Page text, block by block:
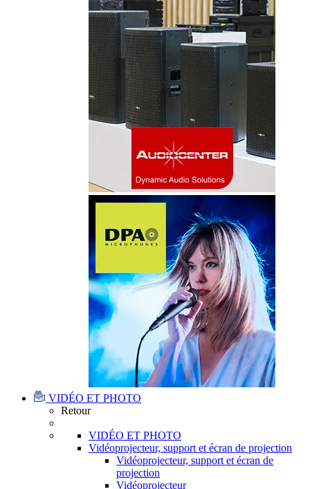
VIDÉO ET PHOTO
Retour
VIDÉO ET PHOTO
Vidéoprojecteur, support et écran de projection
Vidéoprojecteur, support et écran de
projection
Vidéoprojecteur